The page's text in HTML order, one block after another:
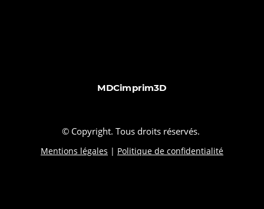
MDCimprim3D
© Copyright. Tous droits réservés.
Mentions légales | Politique de confidentialité